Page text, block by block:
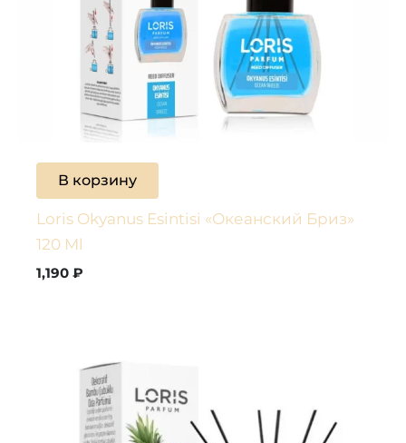
В корзину
Loris Okyanus Esintisi «Океанский Бриз»
120 Ml
1,190₽